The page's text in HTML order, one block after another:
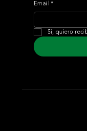
Email *
Si, quiero